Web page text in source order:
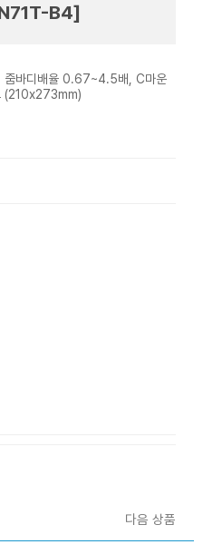
B4]
줌바디배율 0.67~4.5배, C마운
(210x273mm)
다음 상품